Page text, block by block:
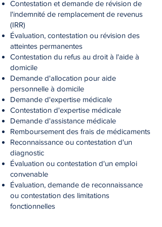
Contestation et demande de révision de
l'indemnité de remplacement de revenus
(IRR)
Évaluation, contestation ou révision des
atteintes permanentes
Contestation du refus au droit à l'aide à
domicile
Demande d'allocation pour aide
personnelle à domicile
Demande d'expertise médicale
Contestation d'expertise médicale
Demande d'assistance médicale
Remboursement des frais de médicaments
Reconnaissance ou contestation d'un
diagnostic
Évaluation ou contestation d'un emploi
convenable
Évaluation, demande de reconnaissance
ou contestation des limitations
fonctionnelles